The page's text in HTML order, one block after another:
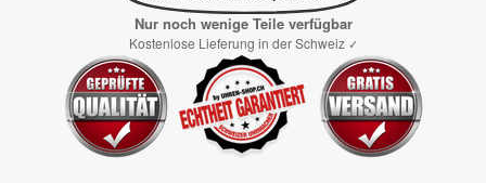
Nur noch wenige Teile verfügbar
Kostenlose Lieferung in der Schweiz ✓